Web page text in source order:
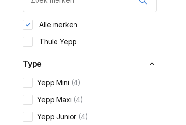
Alle merken
Thule Yepp
Type
Yepp Mini (4)
Yepp Maxi (4)
Yepp Junior (4)